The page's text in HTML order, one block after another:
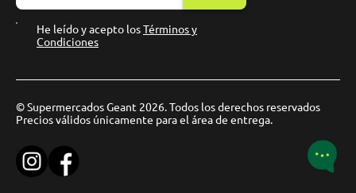
He leído y acepto losTérminos y
Condiciones
© Supermercados Geant 2026. Todos los derechos reservados
Precios válidos únicamente para el área de entrega.